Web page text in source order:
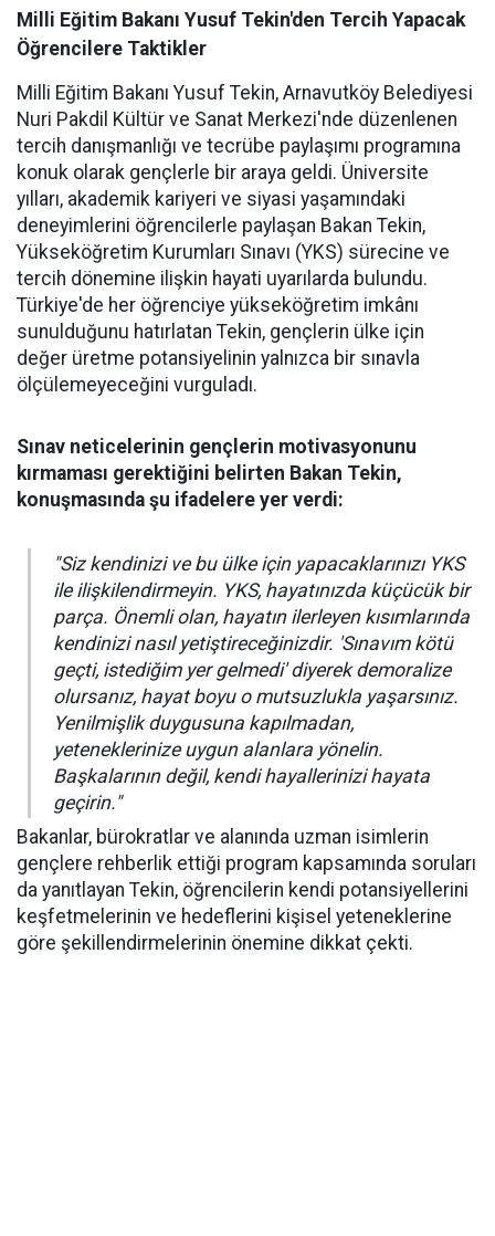
Milli Eğitim Bakanı Yusuf Tekin'den Tercih Yapacak
Öğrencilere Taktikler
Milli Eğitim Bakanı Yusuf Tekin, Arnavutköy Belediyesi
Nuri Pakdil Kültür ve Sanat Merkezi'nde düzenlenen
tercih danışmanlığı ve tecrübe paylaşımı programına
konuk olarak gençlerle bir araya geldi. Üniversite
yılları, akademik kariyeri ve siyasi yaşamındaki
deneyimlerini öğrencilerle paylaşan Bakan Tekin,
Yükseköğretim Kurumları Sınavı (YKS) sürecine ve
tercih dönemine ilişkin hayati uyarılarda bulundu.
Türkiye'de her öğrenciye yükseköğretim imkânı
sunulduğunu hatırlatan Tekin, gençlerin ülke için
değer üretme potansiyelinin yalnızca bir sınavla
ölçülemeyeceğini vurguladı.
Sınav neticelerinin gençlerin motivasyonunu
kırmaması gerektiğini belirten Bakan Tekin,
konuşmasında şu ifadelere yer verdi:
"Siz kendinizi ve bu ülke için yapacaklarınızı YKS
ile ilişkilendirmeyin. YKS, hayatınızda küçücük bir
parça. Önemli olan, hayatın ilerleyen kısımlarında
kendinizi nasıl yetiştireceğinizdir. 'Sınavım kötü
geçti, istediğim yer gelmedi' diyerek demoralize
olursanız, hayat boyu o mutsuzlukla yaşarsınız.
Yenilmişlik duygusuna kapılmadan,
yeteneklerinize uygun alanlara yönelin.
Başkalarının değil, kendi hayallerinizi hayata
geçirin."
Bakanlar, bürokratlar ve alanında uzman isimlerin
gençlere rehberlik ettiği program kapsamında soruları
da yanıtlayan Tekin, öğrencilerin kendi potansiyellerini
keşfetmelerinin ve hedeflerini kişisel yeteneklerine
göre şekillendirmelerinin önemine dikkat çekti.